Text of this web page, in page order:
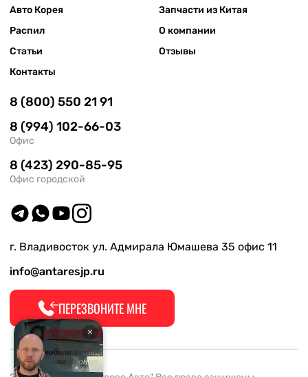
Авто Корея
Запчасти из Китая
Распил
О компании
Статьи
Отзывы
Контакты
8 (800) 550 21 91
8 (994) 102-66-03
Офис
8 (423) 290-85-95
Офис городской
г. Владивосток ул. Адмирала Юмашева 35 офис 11
info@antaresjp.ru
ПЕРЕЗВОНИТЕ МНЕ